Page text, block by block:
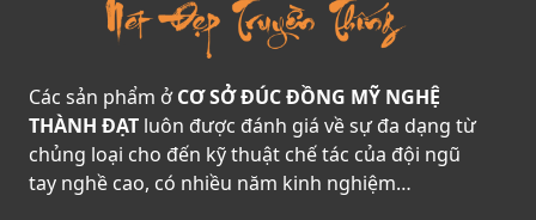
Các sản phẩm ởCƠ SỞ ĐÚC ĐỒNG MỸ NGHỆ
THÀNH ĐẠT luôn được đánh giá về sự đa dạng từ
chủng loại cho đến kỹ thuật chế tác của đội ngũ
tay nghề cao, có nhiều năm kinh nghiệm…